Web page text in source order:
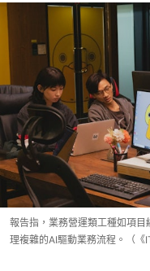
報告指，業務營運類工種如項
理複雜的AI驅動業務流程。（《